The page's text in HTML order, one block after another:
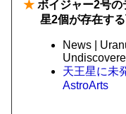
★ ボイジャー2号
星2個が存在す
News |
天王星に未
AstroArts